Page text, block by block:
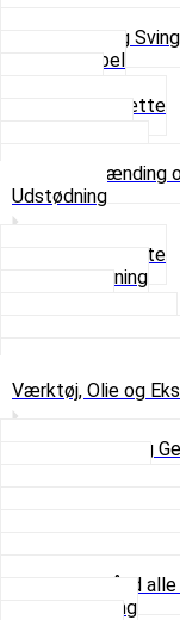
Platiner og
Tænding og
Tændkabel
Tændrørshætte
Se alt i Tænding
Udstødning
Beslag og Bolte
Lyddæmpning
Udstødning som
Værktøj, Olie og
2-Taktsolie og
Smøremidler og
Spændebånd
Spray maling